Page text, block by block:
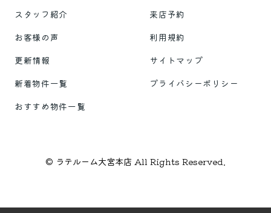
スタッフ紹介
来店予約
お客様の声
利用規約
更新情報
サイトマップ
新着物件一覧
プライバシーポリシー
おすすめ物件一覧
© ラテルーム大宮本店 All Rights Reserved.